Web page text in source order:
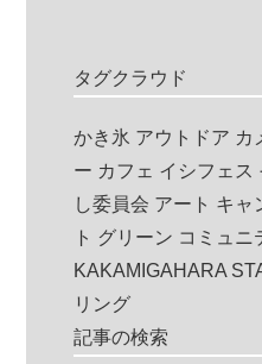
タグクラウド
かき氷 アウトドア カ
ー カフェ イシフェス
し委員会 アート キャ
ト グリーン コミュニ
KAKAMIGAHARA
リング
記事の検索